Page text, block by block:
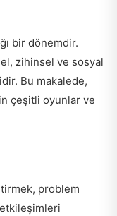
bir dönemdir.
zihinsel ve sosyal
Bu makalede,
çeşitli oyunlar ve
problem